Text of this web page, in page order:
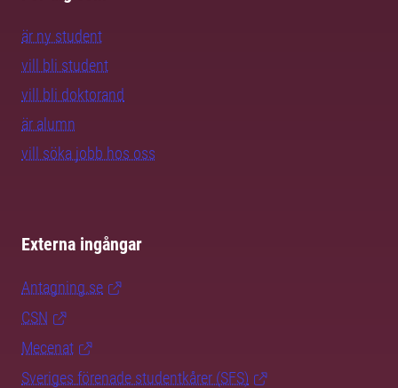
är ny student
vill bli student
vill bli doktorand
är alumn
vill söka jobb hos oss
Externa ingångar
Antagning.se
CSN
Mecenat
Sveriges förenade studentkårer (SFS)